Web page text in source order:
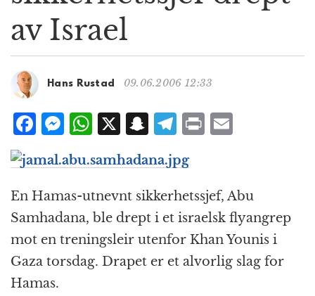
i
n
av Israel
Hans Rustad 09.06.2006 12:33
F
c
e
b
o
o
k
M
e
ss
e
n
g
e
W
at
s
A
p
p
X S
a
p
c
h
at
T
e
g
r
a
m
P
t
l
En Hamas-utnevnt sikkerhetssjef, Abu
Samhadana, ble drept i et israelsk flyangrep
mot en treningsleir utenfor Khan Younis i
Gaza torsdag. Drapet er et alvorlig slag for
Hamas.